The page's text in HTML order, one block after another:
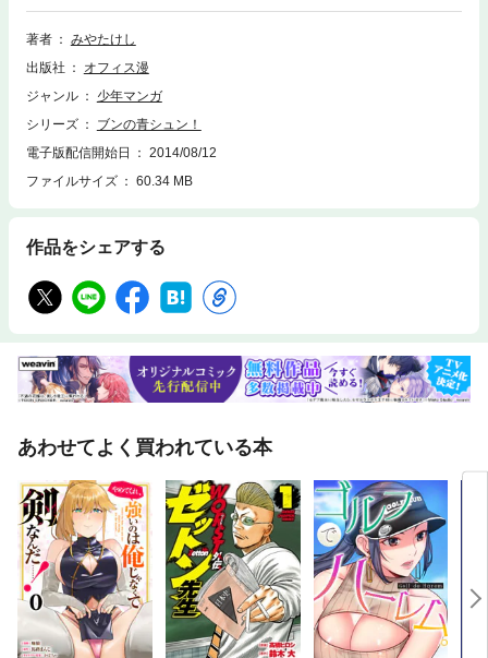
徹底してブンの伸びる球に焦点を合わせてきており、万全の体制だ。簡単
にはいかない試合と覚悟して挑んだが、初回からブンの球がいとも簡単に
バッターは、この２年間、打倒ブンのためにすべてを犠牲にしてバッティ
ングに専念して来た宿命のライバル・氷河だ！ 息を呑む１投目、いきな
巻（全６巻）！
著者
みやたけし
出版社
オフィス漫
ジャンル
少年マンガ
シリーズ
ブンの青シュン！
電子版配信開始日
2014/08/12
ファイルサイズ
60.34 MB
作品をシェアする
あわせてよく買われている本